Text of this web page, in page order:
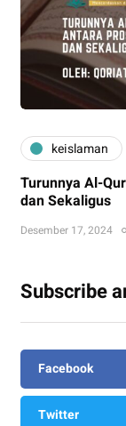
keislaman
Turunnya Al-
dan Sekaligus
Desember 17, 2024
Subscribe
Facebook
Twitter